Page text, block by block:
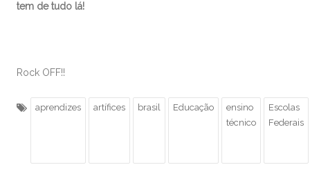
tem de tudo lá!
Rock OFF!!
aprendizes artífices brasil Educação
ensino
técnico
Escolas
Federais